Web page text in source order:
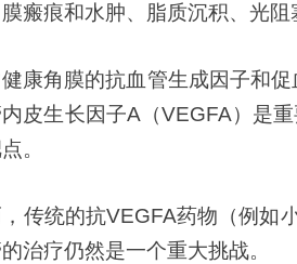
瘢痕和水肿、脂质沉积、光
康角膜的抗血管生成因子和
皮生长因子A（VEGFA）是
。
传统的抗VEGFA药物（例如
治疗仍然是一个重大挑战。